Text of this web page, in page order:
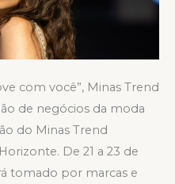
com você”, Minas Trend
de negócios da moda
do Minas Trend
De 21 a 23 de
tomado por marcas e